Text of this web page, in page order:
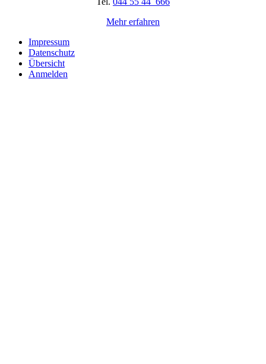
Mehr erfahren
Impressum
Datenschutz
Übersicht
Anmelden